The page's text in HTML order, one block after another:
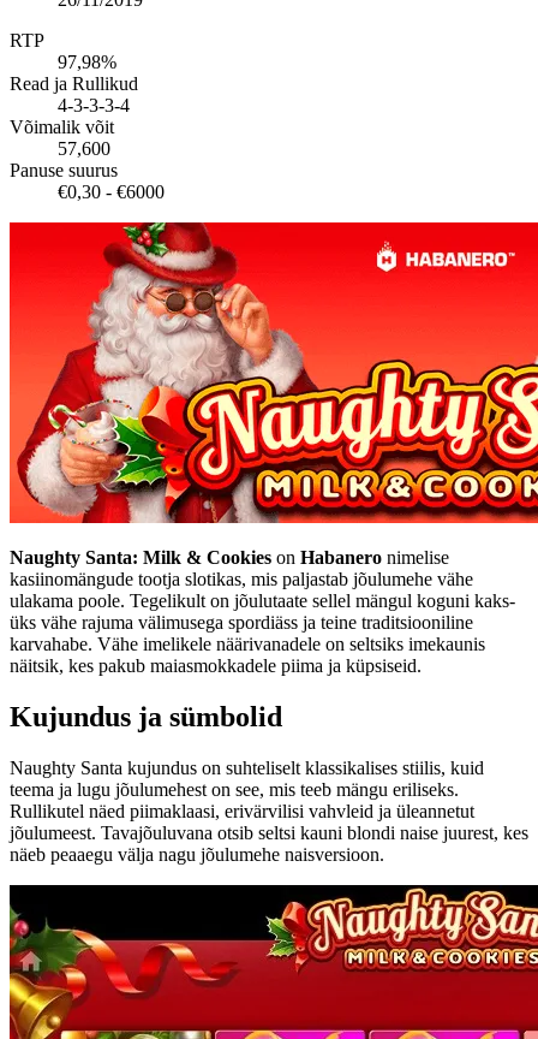
RTP
97,98%
Read ja Rullikud
4-3-3-3-4
Võimalik võit
57,600
Panuse suurus
€0,30 - €6000
Naughty Santa: Milk & Cookies on Habanero nimelise
kasiinomängude tootja slotikas, mis paljastab jõulumehe vähe
ulakama poole. Tegelikult on jõulutaate sellel mängul koguni kaks-
üks vähe rajuma välimusega spordiäss ja teine traditsiooniline
karvahabe. Vähe imelikele näärivanadele on seltsiks imekaunis
näitsik, kes pakub maiasmokkadele piima ja küpsiseid.
Kujundus ja sümbolid
Naughty Santa kujundus on suhteliselt klassikalises stiilis, kuid
teema ja lugu jõulumehest on see, mis teeb mängu eriliseks.
Rullikutel näed piimaklaasi, erivärvilisi vahvleid ja üleannetut
jõulumeest. Tavajõuluvana otsib seltsi kauni blondi naise juurest, kes
näeb peaaegu välja nagu jõulumehe naisversioon.